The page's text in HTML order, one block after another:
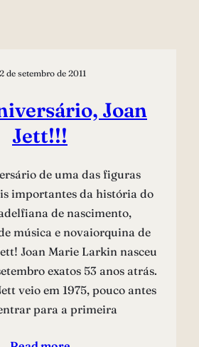
de setembro de 2011
Joan
Jett!!!
de uma das figuras
importantes da história do
de nascimento,
música e novaiorquina de
Joan Marie Larkin nasceu
exatos 53 anos atrás.
veio em 1975, pouco antes
para a primeira